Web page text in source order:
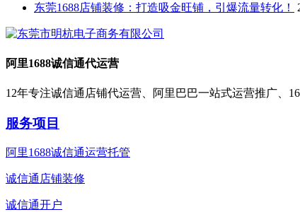
东莞1688店铺装修：打造吸金旺铺，引爆流量转化！
阿里1688诚信通代运营
12年专注诚信通店铺代运营、阿里巴巴一站式运营推广、
服务项目
阿里1688诚信通运营托管
诚信通店铺装修
诚信通开户